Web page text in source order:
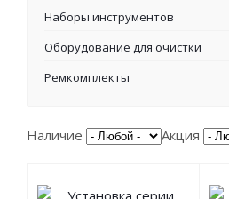
Наборы инструментов
Оборудование для очистки
Ремкомплекты
Наличие Акция